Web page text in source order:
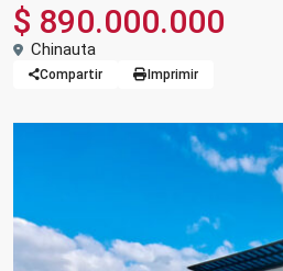
$ 890.000.000
Chinauta
Compartir Imprimir